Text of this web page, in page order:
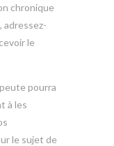
chronique
adressez-
le
pourra
à les
le sujet de